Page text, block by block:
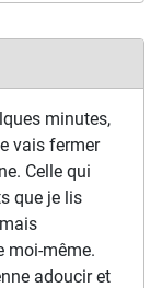
minutes,
vais fermer
Celle qui
que je lis
moi-même.
adoucir et